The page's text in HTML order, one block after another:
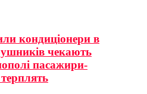
кондиціонери в
чекають
пасажири-